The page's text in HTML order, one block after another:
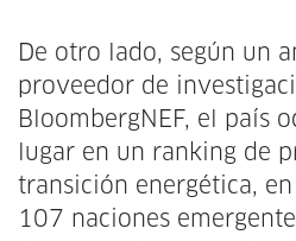
De otro lado, según un
proveedor de
BloombergNEF, el país
lugar en un ranking de
transición energética,
107 naciones